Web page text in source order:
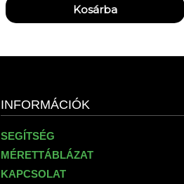
INFORMÁCIÓK
SEGÍTSÉG
MÉRETTÁBLÁZAT
KAPCSOLAT